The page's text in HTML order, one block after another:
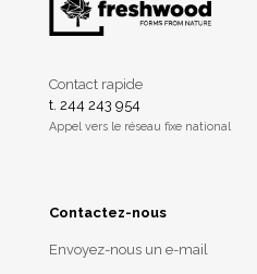
Contact rapide
t. 244 243 954
Appel vers le réseau fixe national
Contactez-nous
Envoyez-nous un e-mail